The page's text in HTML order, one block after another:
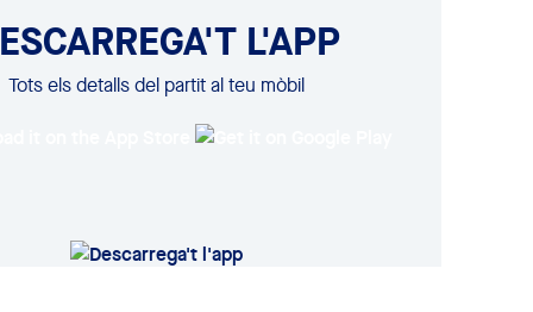
L'APP
Tots els detalls del partit al teu mòbil